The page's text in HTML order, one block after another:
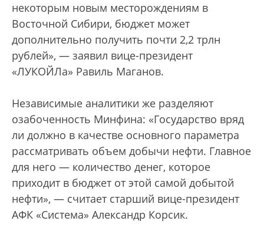
некоторым новым месторождениям в
Восточной Сибири, бюджет может
дополнительно получить почти 2,2 трлн
рублей», — заявил вице-президент
«ЛУКОЙЛа» Равиль Маганов.
Независимые аналитики же разделяют
озабоченность Минфина: «Государство вряд
ли должно в качестве основного параметра
рассматривать объем добычи нефти. Главное
для него — количество денег, которое
приходит в бюджет от этой самой добытой
нефти», — считает старший вице-президент
АФК «Система» Александр Корсик.